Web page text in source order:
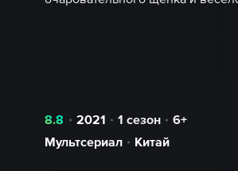
8.8 2021 1 сезон
6+
Мультсериал
Китай